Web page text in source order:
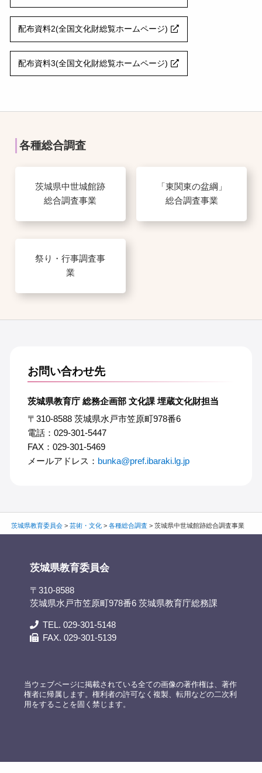
配布資料2(全国文化財総覧ホームページ)
配布資料3(全国文化財総覧ホームページ)
各種総合調査
茨城県中世城館跡
総合調査事業
「東関東の盆綱」
総合調査事業
祭り・行事調査事
業
お問い合わせ先
茨城県教育庁 総務企画部 文化課 埋蔵文化財担当
〒310-8588 茨城県水戸市笠原町978番6
電話：029-301-5447
FAX：029-301-5469
メールアドレス： bunka@pref.ibaraki.lg.jp
茨城県教育委員会> 芸術・文化> 各種総合調査> 茨城県中世城館跡総合調査事業
茨城県教育委員会
〒310-8588
茨城県水戸市笠原町978番6 茨城県教育庁総務課
TEL. 029-301-5148
FAX. 029-301-5139
当ウェブページに掲載されている全ての画像の著作権は、著作
権者に帰属します。権利者の許可なく複製、転用などの二次利
用をすることを固く禁じます。